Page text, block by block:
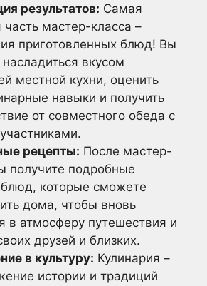
результатов: Самая
часть мастер-класса –
приготовленных блюд! Вы
вкусом
местной кухни, оценить
навыки и получить
от совместного обеда с
рецепты: После мастер-
получите подробные
которые сможете
дома, чтобы вновь
в атмосферу путешествия и
друзей и близких.
в культуру: Кулинария –
истории и традиций